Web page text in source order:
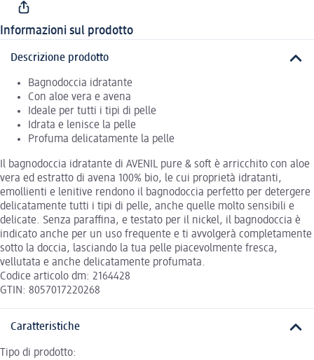
Informazioni sul prodotto
Descrizione prodotto
Bagnodoccia idratante
Con aloe vera e avena
Ideale per tutti i tipi di pelle
Idrata e lenisce la pelle
Profuma delicatamente la pelle
Il bagnodoccia idratante di AVENIL pure & soft è arricchito con aloe
vera ed estratto di avena 100% bio, le cui proprietà idratanti,
emollienti e lenitive rendono il bagnodoccia perfetto per detergere
delicatamente tutti i tipi di pelle, anche quelle molto sensibili e
delicate. Senza paraffina, e testato per il nickel, il bagnodoccia è
indicato anche per un uso frequente e ti avvolgerà completamente
sotto la doccia, lasciando la tua pelle piacevolmente fresca,
vellutata e anche delicatamente profumata.
Codice articolo dm: 2164428
GTIN: 8057017220268
Caratteristiche
Tipo di prodotto: